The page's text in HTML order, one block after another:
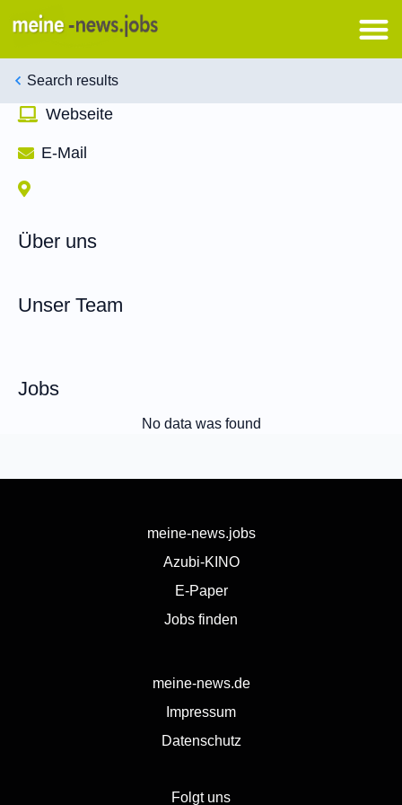
Search results
Webseite
E-Mail
Über uns
Unser Team
Jobs
No data was found
meine-news.jobs
Azubi-KINO
E-Paper
Jobs finden
meine-news.de
Impressum
Datenschutz
Folgt uns